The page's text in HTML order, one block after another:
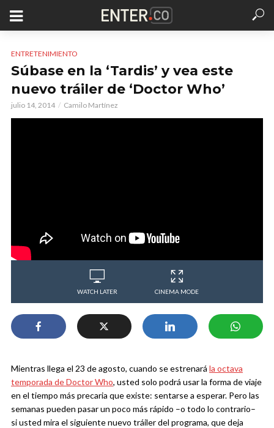
ENTRETENIMIENTO
Súbase en la ‘Tardis’ y vea este
nuevo tráiler de ‘Doctor Who’
julio 14, 2014 Camilo Martínez
WATCH LATER CINEMA MODE
Mientras llega el 23 de agosto, cuando se estrenará la octava
temporada de Doctor Who, usted solo podrá usar la forma de viaje
en el tiempo más precaria que existe: sentarse a esperar. Pero las
semanas pueden pasar un poco más rápido –o todo lo contrario–
si usted mira el siguiente nuevo tráiler del programa, que deja